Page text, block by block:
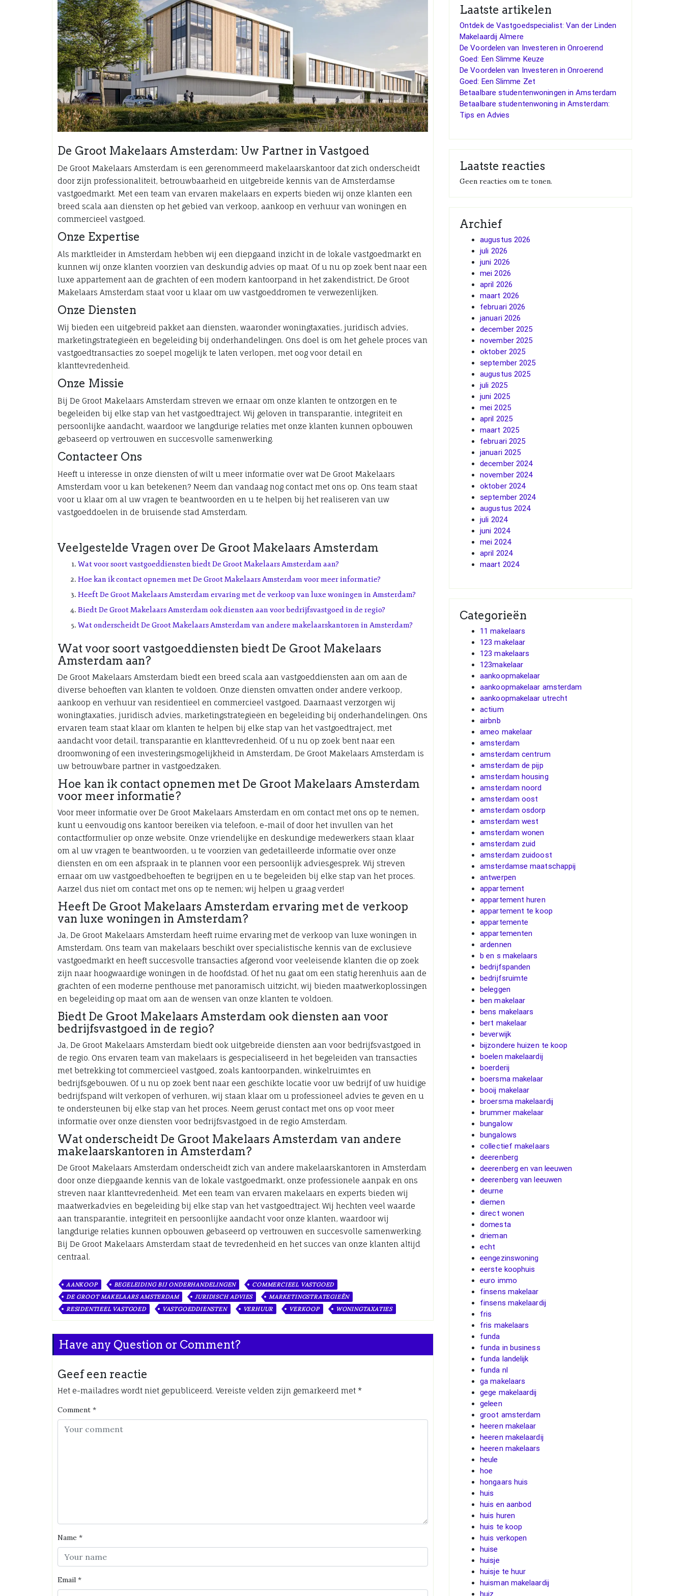
De Groot Makelaars Amsterdam: Uw Partner in Vastgoed
De Groot Makelaars Amsterdam is een gerenommeerd makelaarskantoor dat zich onderscheidt
door zijn professionaliteit, betrouwbaarheid en uitgebreide kennis van de Amsterdamse
vastgoedmarkt. Met een team van ervaren makelaars en experts bieden wij onze klanten een
breed scala aan diensten op het gebied van verkoop, aankoop en verhuur van woningen en
commercieel vastgoed.
Onze Expertise
Als marktleider in Amsterdam hebben wij een diepgaand inzicht in de lokale vastgoedmarkt en
kunnen wij onze klanten voorzien van deskundig advies op maat. Of u nu op zoek bent naar een
luxe appartement aan de grachten of een modern kantoorpand in het zakendistrict, De Groot
Makelaars Amsterdam staat voor u klaar om uw vastgoeddromen te verwezenlijken.
Onze Diensten
Wij bieden een uitgebreid pakket aan diensten, waaronder woningtaxaties, juridisch advies,
marketingstrategieën en begeleiding bij onderhandelingen. Ons doel is om het gehele proces van
vastgoedtransacties zo soepel mogelijk te laten verlopen, met oog voor detail en
klanttevredenheid.
Onze Missie
Bij De Groot Makelaars Amsterdam streven we ernaar om onze klanten te ontzorgen en te
begeleiden bij elke stap van het vastgoedtraject. Wij geloven in transparantie, integriteit en
persoonlijke aandacht, waardoor we langdurige relaties met onze klanten kunnen opbouwen
gebaseerd op vertrouwen en succesvolle samenwerking.
Contacteer Ons
Heeft u interesse in onze diensten of wilt u meer informatie over wat De Groot Makelaars
Amsterdam voor u kan betekenen? Neem dan vandaag nog contact met ons op. Ons team staat
voor u klaar om al uw vragen te beantwoorden en u te helpen bij het realiseren van uw
vastgoeddoelen in de bruisende stad Amsterdam.
Veelgestelde Vragen over De Groot Makelaars Amsterdam
Wat voor soort vastgoeddiensten biedt De Groot Makelaars Amsterdam aan?
Hoe kan ik contact opnemen met De Groot Makelaars Amsterdam voor meer informatie?
Heeft De Groot Makelaars Amsterdam ervaring met de verkoop van luxe woningen in Amsterdam?
Biedt De Groot Makelaars Amsterdam ook diensten aan voor bedrijfsvastgoed in de regio?
Wat onderscheidt De Groot Makelaars Amsterdam van andere makelaarskantoren in Amsterdam?
Wat voor soort vastgoeddiensten biedt De Groot Makelaars
Amsterdam aan?
De Groot Makelaars Amsterdam biedt een breed scala aan vastgoeddiensten aan om aan de
diverse behoeften van klanten te voldoen. Onze diensten omvatten onder andere verkoop,
aankoop en verhuur van residentieel en commercieel vastgoed. Daarnaast verzorgen wij
woningtaxaties, juridisch advies, marketingstrategieën en begeleiding bij onderhandelingen. Ons
ervaren team staat klaar om klanten te helpen bij elke stap van het vastgoedtraject, met
aandacht voor detail, transparantie en klanttevredenheid. Of u nu op zoek bent naar een
droomwoning of een investeringsmogelijkheid in Amsterdam, De Groot Makelaars Amsterdam is
uw betrouwbare partner in vastgoedzaken.
Hoe kan ik contact opnemen met De Groot Makelaars Amsterdam
voor meer informatie?
Voor meer informatie over De Groot Makelaars Amsterdam en om contact met ons op te nemen,
kunt u eenvoudig ons kantoor bereiken via telefoon, e-mail of door het invullen van het
contactformulier op onze website. Onze vriendelijke en deskundige medewerkers staan klaar
om al uw vragen te beantwoorden, u te voorzien van gedetailleerde informatie over onze
diensten en om een afspraak in te plannen voor een persoonlijk adviesgesprek. Wij streven
ernaar om uw vastgoedbehoeften te begrijpen en u te begeleiden bij elke stap van het proces.
Aarzel dus niet om contact met ons op te nemen; wij helpen u graag verder!
Heeft De Groot Makelaars Amsterdam ervaring met de verkoop
van luxe woningen in Amsterdam?
Ja, De Groot Makelaars Amsterdam heeft ruime ervaring met de verkoop van luxe woningen in
Amsterdam. Ons team van makelaars beschikt over specialistische kennis van de exclusieve
vastgoedmarkt en heeft succesvolle transacties afgerond voor veeleisende klanten die op zoek
zijn naar hoogwaardige woningen in de hoofdstad. Of het nu gaat om een statig herenhuis aan de
grachten of een moderne penthouse met panoramisch uitzicht, wij bieden maatwerkoplossingen
en begeleiding op maat om aan de wensen van onze klanten te voldoen.
Biedt De Groot Makelaars Amsterdam ook diensten aan voor
bedrijfsvastgoed in de regio?
Ja, De Groot Makelaars Amsterdam biedt ook uitgebreide diensten aan voor bedrijfsvastgoed in
de regio. Ons ervaren team van makelaars is gespecialiseerd in het begeleiden van transacties
met betrekking tot commercieel vastgoed, zoals kantoorpanden, winkelruimtes en
bedrijfsgebouwen. Of u nu op zoek bent naar een geschikte locatie voor uw bedrijf of uw huidige
bedrijfspand wilt verkopen of verhuren, wij staan klaar om u professioneel advies te geven en u
te ondersteunen bij elke stap van het proces. Neem gerust contact met ons op voor meer
informatie over onze diensten voor bedrijfsvastgoed in de regio Amsterdam.
Wat onderscheidt De Groot Makelaars Amsterdam van andere
makelaarskantoren in Amsterdam?
De Groot Makelaars Amsterdam onderscheidt zich van andere makelaarskantoren in Amsterdam
door onze diepgaande kennis van de lokale vastgoedmarkt, onze professionele aanpak en ons
streven naar klanttevredenheid. Met een team van ervaren makelaars en experts bieden wij
maatwerkadvies en begeleiding bij elke stap van het vastgoedtraject. Wij hechten veel waarde
aan transparantie, integriteit en persoonlijke aandacht voor onze klanten, waardoor wij
langdurige relaties kunnen opbouwen gebaseerd op vertrouwen en succesvolle samenwerking.
Bij De Groot Makelaars Amsterdam staat de tevredenheid en het succes van onze klanten altijd
centraal.
AANKOOP BEGELEIDING BIJ ONDERHANDELINGEN
COMMERCIEEL VASTGOED
DE GROOT MAKELAARS AMSTERDAM
JURIDISCH ADVIES
MARKETINGSTRATEGIEËN
RESIDENTIEEL VASTGOED
VASTGOEDDIENSTEN VERHUUR VERKOOP WONINGTAXATIES
Have any Question or Comment?
Geef een reactie
Het e-mailadres wordt niet gepubliceerd. Vereiste velden zijn gemarkeerd met *
Comment *
Name *
Email *
Laatste artikelen
Ontdek de Vastgoedspecialist: Van der Linden
Makelaardij Almere
De Voordelen van Investeren in Onroerend
Goed: Een Slimme Keuze
De Voordelen van Investeren in Onroerend
Goed: Een Slimme Zet
Betaalbare studentenwoningen in Amsterdam
Betaalbare studentenwoning in Amsterdam:
Tips en Advies
Laatste reacties
Geen reacties om te tonen.
Archief
augustus 2026
juli 2026
juni 2026
mei 2026
april 2026
maart 2026
februari 2026
januari 2026
december 2025
november 2025
oktober 2025
september 2025
augustus 2025
juli 2025
juni 2025
mei 2025
april 2025
maart 2025
februari 2025
januari 2025
december 2024
november 2024
oktober 2024
september 2024
augustus 2024
juli 2024
juni 2024
mei 2024
april 2024
maart 2024
Categorieën
11 makelaars
123 makelaar
123 makelaars
123makelaar
aankoopmakelaar
aankoopmakelaar amsterdam
aankoopmakelaar utrecht
actium
airbnb
ameo makelaar
amsterdam
amsterdam centrum
amsterdam de pijp
amsterdam housing
amsterdam noord
amsterdam oost
amsterdam osdorp
amsterdam west
amsterdam wonen
amsterdam zuid
amsterdam zuidoost
amsterdamse maatschappij
antwerpen
appartement
appartement huren
appartement te koop
appartemente
appartementen
ardennen
b en s makelaars
bedrijfspanden
bedrijfsruimte
beleggen
ben makelaar
bens makelaars
bert makelaar
beverwijk
bijzondere huizen te koop
boelen makelaardij
boerderij
boersma makelaar
booij makelaar
broersma makelaardij
brummer makelaar
bungalow
bungalows
collectief makelaars
deerenberg
deerenberg en van leeuwen
deerenberg van leeuwen
deurne
diemen
direct wonen
domesta
drieman
echt
eengezinswoning
eerste koophuis
euro immo
finsens makelaar
finsens makelaardij
fris
fris makelaars
funda
funda in business
funda landelijk
funda nl
ga makelaars
gege makelaardij
geleen
groot amsterdam
heeren makelaar
heeren makelaardij
heeren makelaars
heule
hoe
hongaars huis
huis
huis en aanbod
huis huren
huis te koop
huis verkopen
huise
huisje
huisje te huur
huisman makelaardij
huiz